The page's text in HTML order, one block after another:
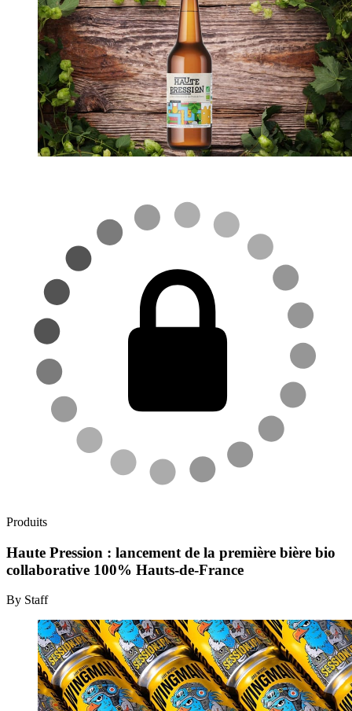
Produits
Haute Pression : lancement de la première bière bio
collaborative 100% Hauts-de-France
By Staff